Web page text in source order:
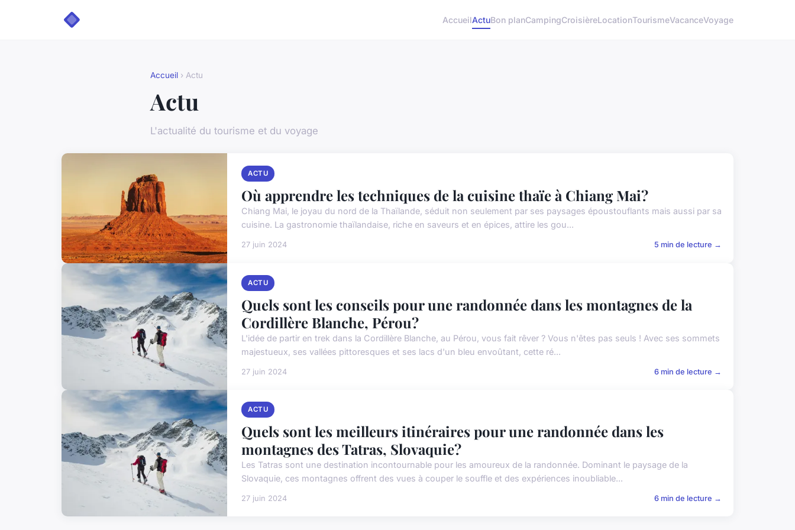
AccueilActuBon planCampingCroisièreLocationTourismeVacanceVoyage
Accueil › Actu
Actu
L'actualité du tourisme et du voyage
ACTU
Où apprendre les techniques de la cuisine thaïe à Chiang Mai?
Chiang Mai, le joyau du nord de la Thaïlande, séduit non seulement par ses paysages époustouflants mais aussi par sa
cuisine. La gastronomie thaïlandaise, riche en saveurs et en épices, attire les gou...
27 juin 2024 5 min de lecture →
ACTU
Quels sont les conseils pour une randonnée dans les montagnes de la
Cordillère Blanche, Pérou?
L'idée de partir en trek dans la Cordillère Blanche, au Pérou, vous fait rêver ? Vous n'êtes pas seuls ! Avec ses sommets
majestueux, ses vallées pittoresques et ses lacs d'un bleu envoûtant, cette ré...
27 juin 2024 6 min de lecture →
ACTU
Quels sont les meilleurs itinéraires pour une randonnée dans les
montagnes des Tatras, Slovaquie?
Les Tatras sont une destination incontournable pour les amoureux de la randonnée. Dominant le paysage de la
Slovaquie, ces montagnes offrent des vues à couper le souffle et des expériences inoubliable...
27 juin 2024 6 min de lecture →